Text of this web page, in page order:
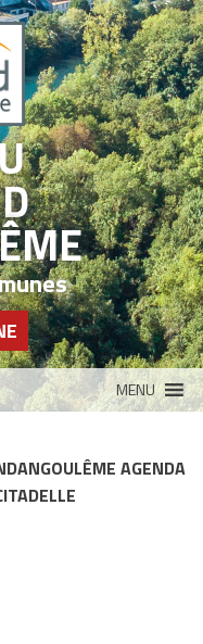
MENU
AGENDA